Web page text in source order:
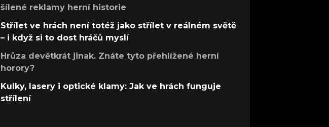
šílené reklamy herní historie
Střílet ve hrách není totéž jako střílet v reálném světě
– i když si to dost hráčů myslí
Hrůza devětkrát jinak. Znáte tyto přehlížené herní
horory?
Kulky, lasery i optické klamy: Jak ve hrách funguje
střílení